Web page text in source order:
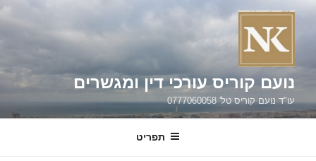
דילוג
נועם קוריס עורכי דין ומגשרים
עו"ד נועם קוריס טל' 0777060058
תפריט